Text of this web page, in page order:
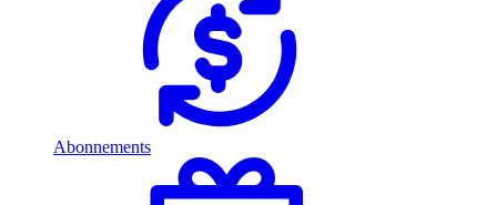
Abonnements